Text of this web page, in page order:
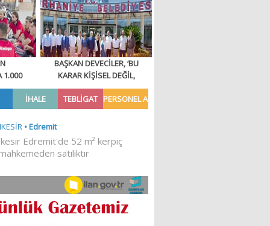
1.000
BAŞKAN DEVECİLER, ‘BU
KARAR KİŞİSEL DEĞİL,
İLKESEL BİR DURUŞTUR’
“18 Mart Çanakkale